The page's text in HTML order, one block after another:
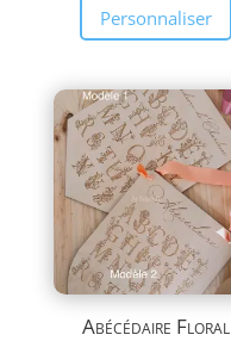
Personnaliser
Abécédaire Floral